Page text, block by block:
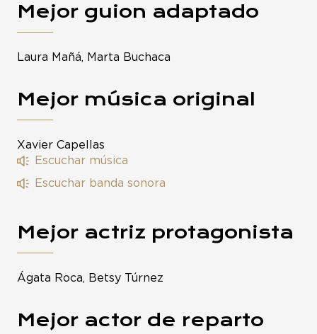
Mejor guion adaptado
Laura Mañá, Marta Buchaca
Mejor música original
Xavier Capellas
Escuchar música
Escuchar banda sonora
Mejor actriz protagonista
Ágata Roca, Betsy Túrnez
Mejor actor de reparto